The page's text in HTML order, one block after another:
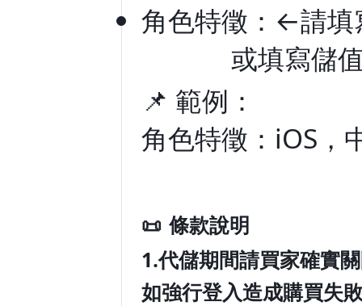
角色特徵： ←請填
或填寫儲
📌 範例：
角色特徵： iOS ，
📜 條款說明
1️.代儲期間請買家確實
如強行登入造成購買失